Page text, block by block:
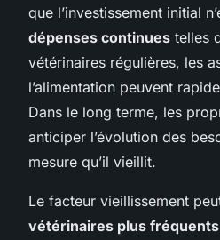
que l’investissement initial
dépenses continues telles
vétérinaires régulières, les
l’alimentation peuvent
Dans le long terme, les
anticiper l’évolution des
mesure qu’il vieillit.
Le facteur vieillissement
vétérinaires plus fréquents